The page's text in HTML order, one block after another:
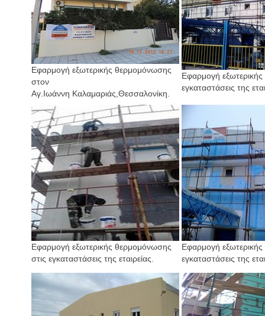
Εφαρμογή εξωτερικής θερμομόνωσης
στον
Αγ.Ιωάννη Καλαμαριάς,Θεσσαλονίκη.
Εφαρμογή
εγκαταστάσεις της
Εφαρμογή εξωτερικής θερμομόνωσης
στις εγκαταστάσεις της εταιρείας.
Εφαρμογή
εγκαταστάσεις της